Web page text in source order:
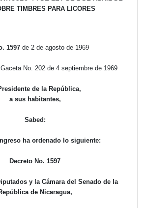
TIMBRES PARA LICORES
1597de 2 de agosto de 1969
No. 202 de 4 septiembre de 1969
de la República,
a sus habitantes,
Sabed:
ha ordenado lo siguiente:
Decreto No. 1597
y la Cámara del Senado de la
de Nicaragua,